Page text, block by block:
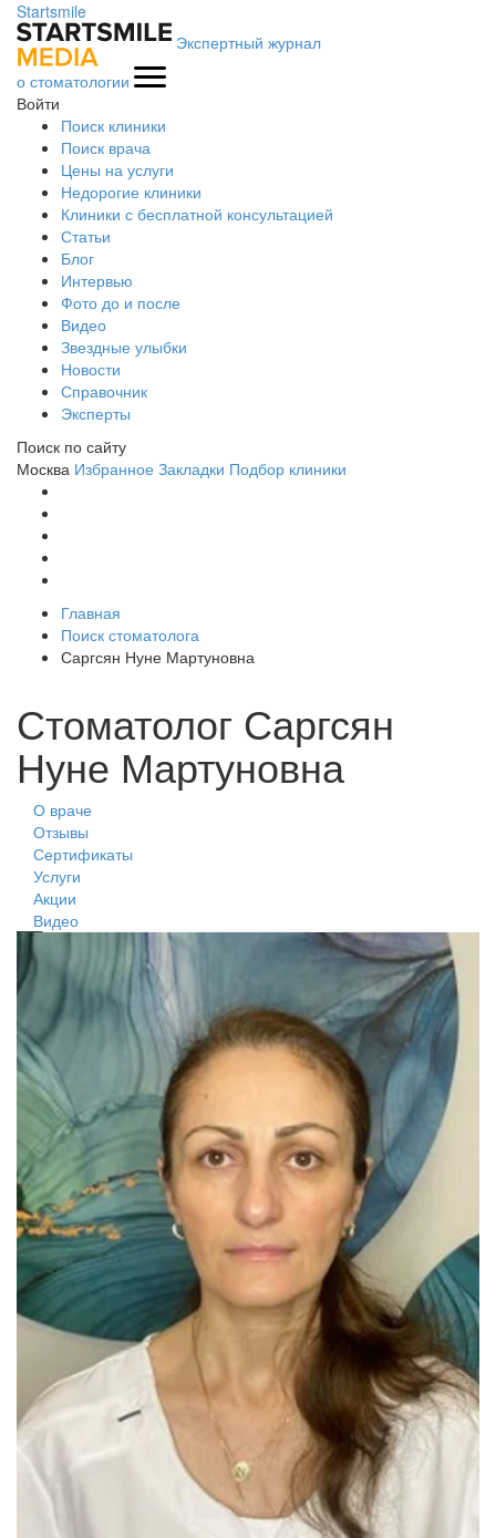
Startsmile
Экспертный журнал
о стоматологии
Войти
Поиск клиники
Поиск врача
Цены на услуги
Недорогие клиники
Клиники с бесплатной консультацией
Статьи
Блог
Интервью
Фото до и после
Видео
Звездные улыбки
Новости
Справочник
Эксперты
Поиск по сайту
Москва Избранное Закладки Подбор клиники
Главная
Поиск стоматолога
Саргсян Нуне Мартуновна
Стоматолог Саргсян
Нуне Мартуновна
О враче
Отзывы
Сертификаты
Услуги
Акции
Видео